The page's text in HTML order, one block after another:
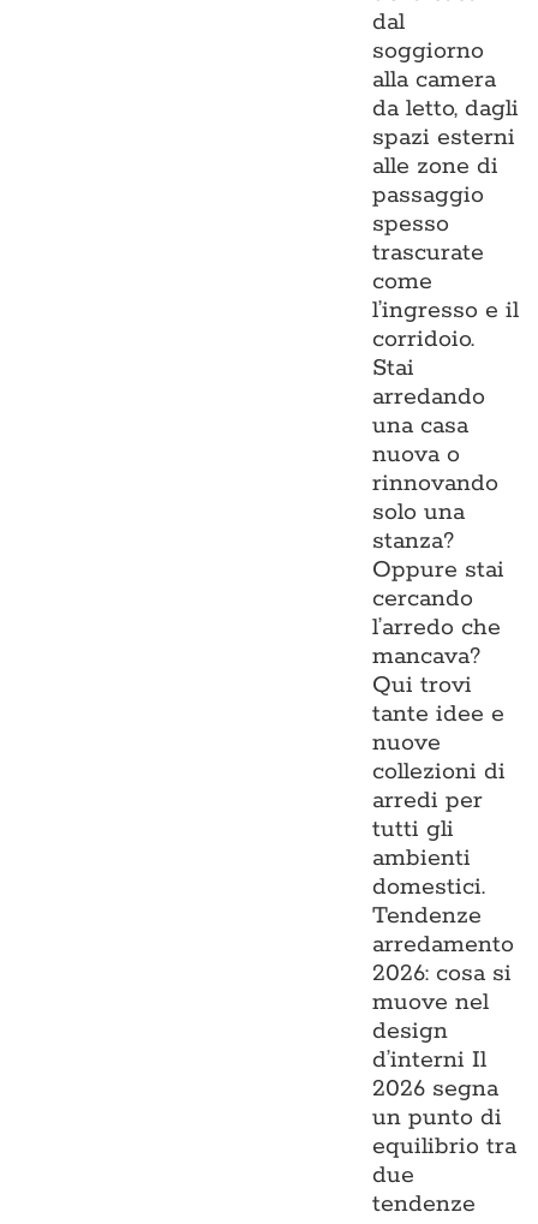
dal
soggiorno
alla camera
da letto, dagli
spazi esterni
alle zone di
passaggio
spesso
trascurate
come
l’ingresso e il
corridoio.
Stai
arredando
una casa
nuova o
rinnovando
solo una
stanza?
Oppure stai
cercando
l’arredo che
mancava?
Qui trovi
tante idee e
nuove
collezioni di
arredi per
tutti gli
ambienti
domestici.
Tendenze
arredamento
2026: cosa si
muove nel
design
d’interni Il
2026 segna
un punto di
equilibrio tra
due
tendenze